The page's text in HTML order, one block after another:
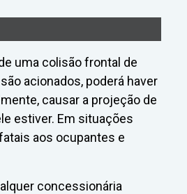
uma colisão frontal de
acionados, poderá haver
causar a projeção de
estiver. Em situações
aos ocupantes e
concessionária